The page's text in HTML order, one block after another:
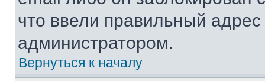
что ввели правильный адрес
администратором.
Вернуться к началу